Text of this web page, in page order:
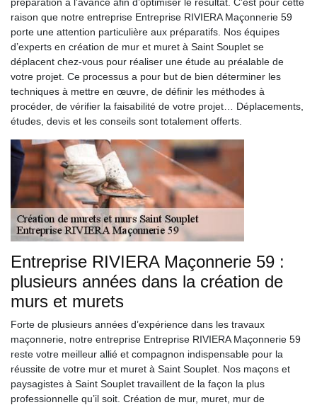
raison que notre entreprise Entreprise RIVIERA Maçonnerie 59
porte une attention particulière aux préparatifs. Nos équipes
d’experts en création de mur et muret à Saint Souplet se
déplacent chez-vous pour réaliser une étude au préalable de
votre projet. Ce processus a pour but de bien déterminer les
techniques à mettre en œuvre, de définir les méthodes à
procéder, de vérifier la faisabilité de votre projet… Déplacements,
études, devis et les conseils sont totalement offerts.
Entreprise RIVIERA Maçonnerie 59 :
plusieurs années dans la création de
murs et murets
Forte de plusieurs années d’expérience dans les travaux
maçonnerie, notre entreprise Entreprise RIVIERA Maçonnerie 59
reste votre meilleur allié et compagnon indispensable pour la
réussite de votre mur et muret à Saint Souplet. Nos maçons et
paysagistes à Saint Souplet travaillent de la façon la plus
professionnelle qu’il soit. Création de mur, muret, mur de